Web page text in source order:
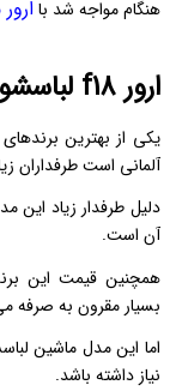
هنگام مواجه شد با
ارور f18 لباسشویی بوش چیست؟
یکی از بهترین
آلمانی است طرفداران
دلیل طرفدار زیاد
آن است.
همچنین قیمت این
بسیار مقرون به صرفه
اما این مدل ماشین
نیاز داشته باشد.